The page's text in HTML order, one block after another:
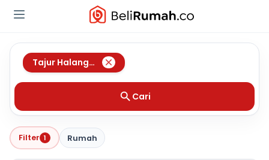
Tajur Halang
,Bogor
Cari
Filter 1 Rumah